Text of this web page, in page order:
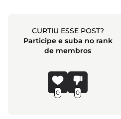
CURTIU ESSE POST?
Participe e suba no rank
de membros
0 0